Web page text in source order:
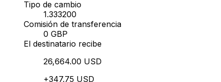
Tipo de cambio
1.333200
Comisión de transferencia
0 GBP
El destinatario recibe
26,664.00 USD
+347.75 USD